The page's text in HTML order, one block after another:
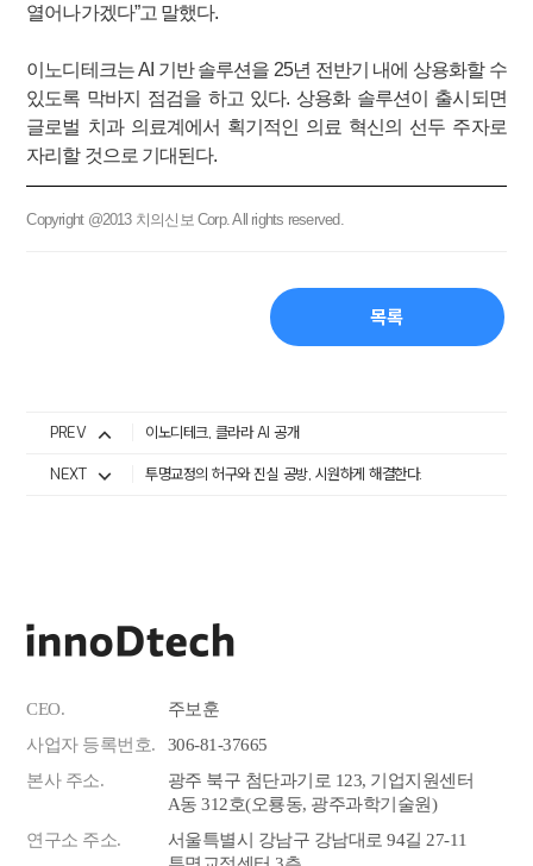
열어나가겠다”고 말했다.
이노디테크는 AI 기반 솔루션을 25년 전반기 내에 상용화할 수
있도록 막바지 점검을 하고 있다. 상용화 솔루션이 출시되면
글로벌 치과 의료계에서 획기적인 의료 혁신의 선두 주자로
자리할 것으로 기대된다.
Copyright @2013 치의신보 Corp. All rights reserved.
목록
PREV 이노디테크, 클라라 AI 공개
NEXT 투명교정의 허구와 진실 공방, 시원하게 해결한다.
CEO.
주보훈
사업자 등록번호.
306-81-37665
본사 주소.
광주 북구 첨단과기로 123, 기업지원센터
A동 312호(오룡동, 광주과학기술원)
연구소 주소.
서울특별시 강남구 강남대로 94길 27-11